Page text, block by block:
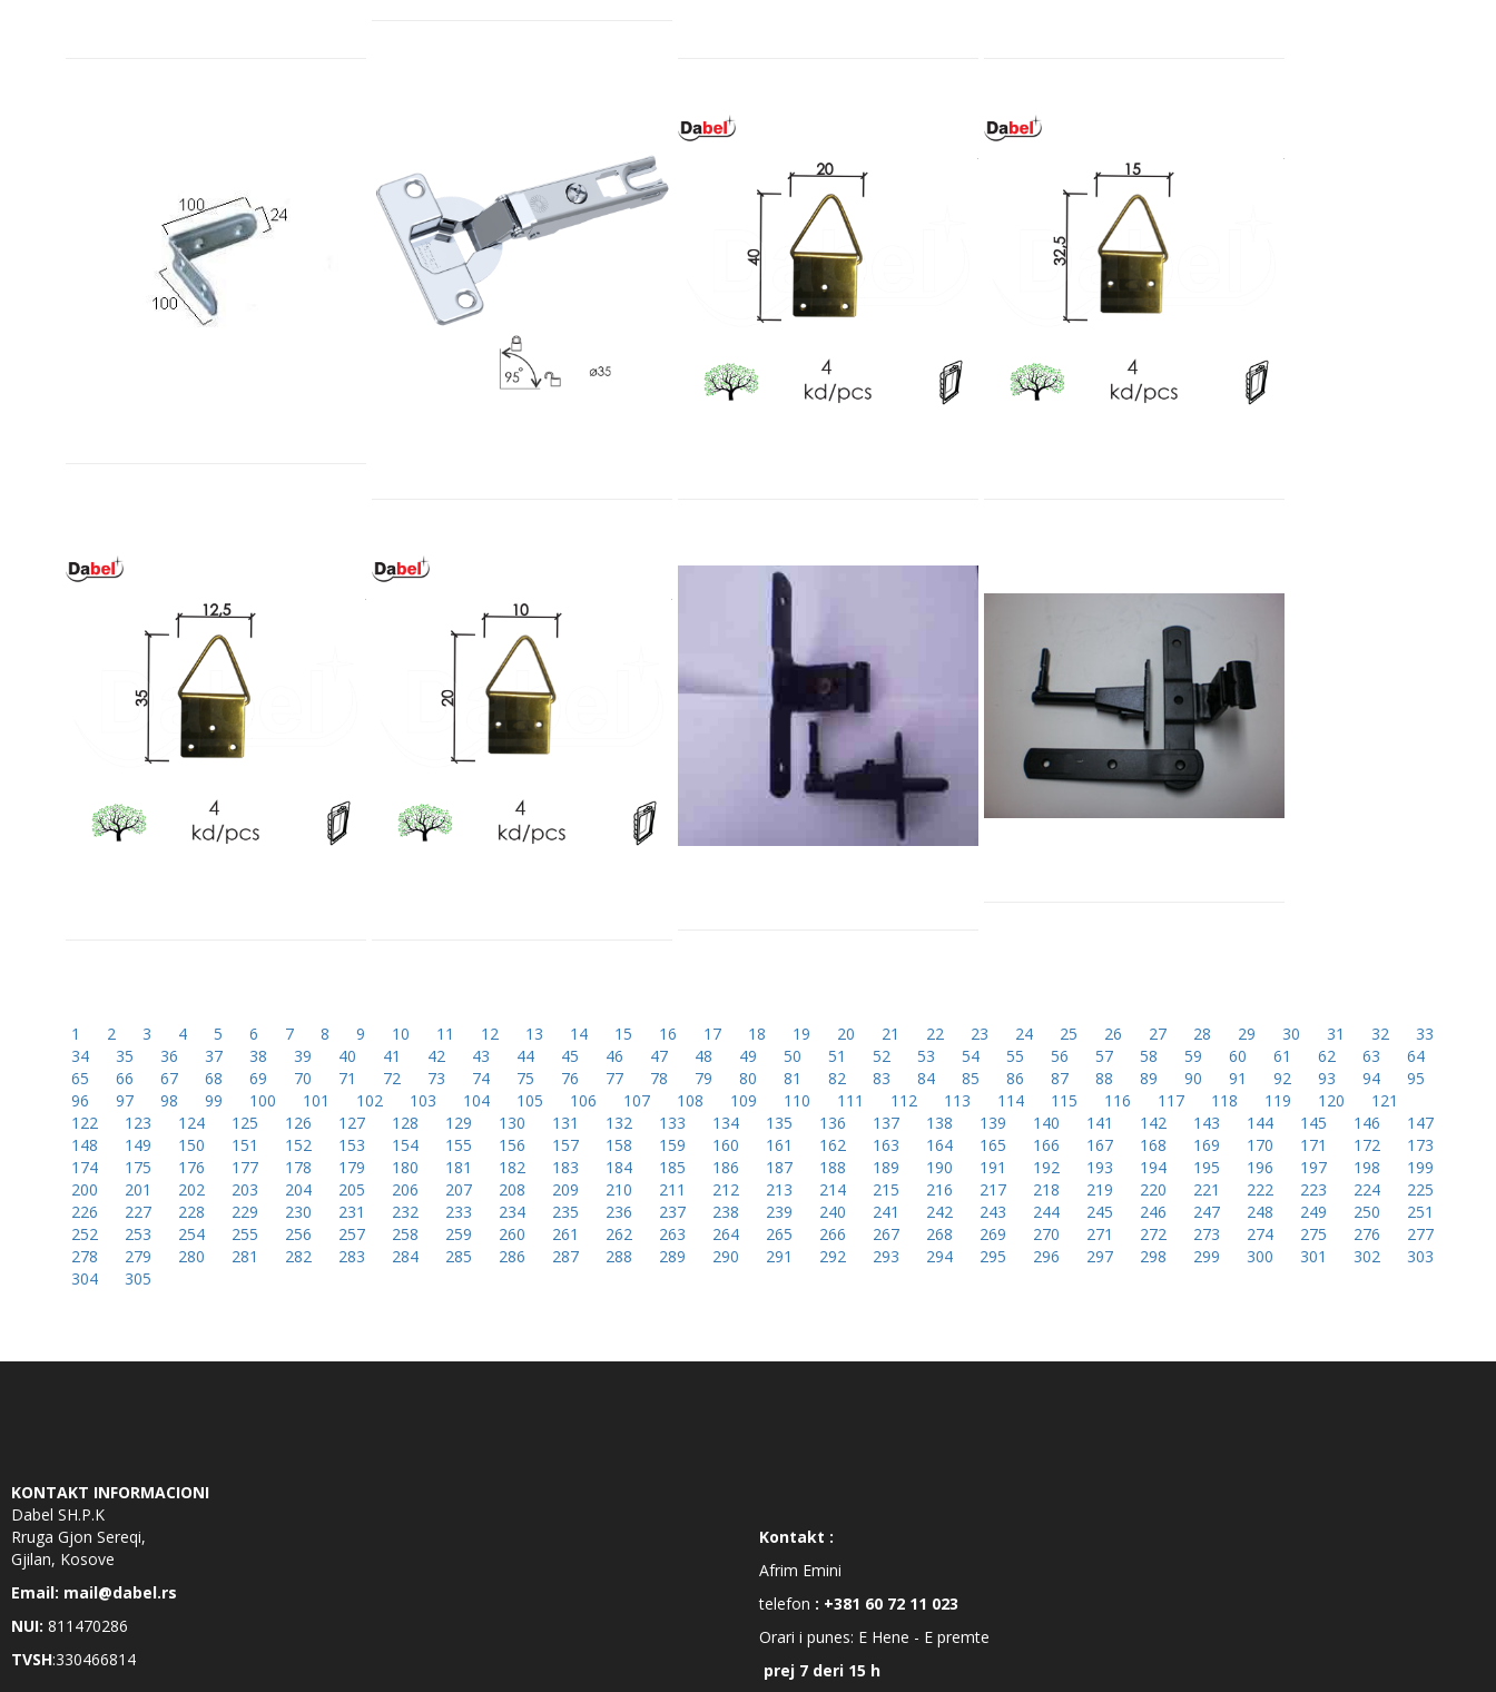
1 2 3 4 5 6 7 8 9 10 11 12 13 14 15 16 17 18 19 20 21 22 23 24 25 26 27 28 29 30 31 32
33
34
35 36 37 38 39 40 41 42 43 44 45 46 47 48 49 50 51 52 53 54 55 56 57 58 59 60 61 62 63
64
65
66 67 68 69 70 71 72 73 74 75 76 77 78 79 80 81 82 83 84 85 86 87 88 89 90 91 92 93 94
95
96
97 98 99 100 101 102 103 104 105 106 107 108 109 110 111 112 113 114 115 116 117 118 119 120
121
122
123 124 125 126 127 128 129 130 131 132 133 134 135 136 137 138 139 140 141 142 143 144 145 146
147
148
149 150 151 152 153 154 155 156 157 158 159 160 161 162 163 164 165 166 167 168 169 170 171 172
173
174
175 176 177 178 179 180 181 182 183 184 185 186 187 188 189 190 191 192 193 194 195 196 197 198
199
200
201 202 203 204 205 206 207 208 209 210 211 212 213 214 215 216 217 218 219 220 221 222 223 224
225
226
227 228 229 230 231 232 233 234 235 236 237 238 239 240 241 242 243 244 245 246 247 248 249 250
251
252
253 254 255 256 257 258 259 260 261 262 263 264 265 266 267 268 269 270 271 272 273 274 275 276
277
278
279 280 281 282 283 284 285 286 287 288 289 290 291 292 293 294 295 296 297 298 299 300 301 302
303
304
305
KONTAKT INFORMACIONI
Dabel SH.P.K
Rruga Gjon Sereqi,
Gjilan, Kosove
Email: mail@dabel.rs
NUI: 811470286
TVSH:330466814
Kontakt :
Afrim Emini
telefon : +381 60 72 11 023
Orari i punes: E Hene - E premte
prej 7 deri 15 h